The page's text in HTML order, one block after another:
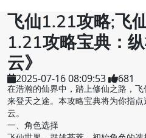
飞仙1.21攻略;飞
1.21攻略宝典：
云》
2025-07-16 08:09:53 681
在浩瀚的仙界中，踏上修仙之路，
来登天之途。本攻略宝典将为你指
云。
一、角色选择